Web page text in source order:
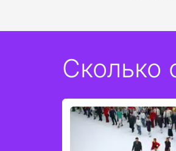
Сколько